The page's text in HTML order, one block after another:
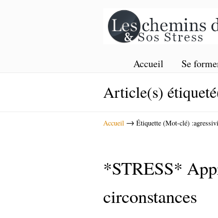
Accueil Se
Article(s)
Accueil → Étiquette (Mot-clé)
*STRESS*
circonstances